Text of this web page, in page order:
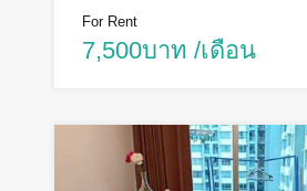
For Rent
7,500บาท /เดือน